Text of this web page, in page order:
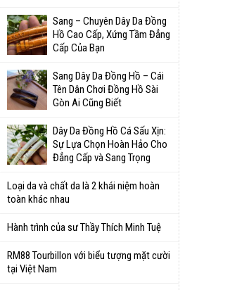
Sang – Chuyên Dây Da Đồng
Hồ Cao Cấp, Xứng Tầm Đẳng
Cấp Của Bạn
Sang Dây Da Đồng Hồ – Cái
Tên Dân Chơi Đồng Hồ Sài
Gòn Ai Cũng Biết
Dây Da Đồng Hồ Cá Sấu Xịn:
Sự Lựa Chọn Hoàn Hảo Cho
Đẳng Cấp và Sang Trọng
Loại da và chất da là 2 khái niệm hoàn
toàn khác nhau
Hành trình của sư Thầy Thích Minh Tuệ
RM88 Tourbillon với biểu tượng mặt cười
tại Việt Nam